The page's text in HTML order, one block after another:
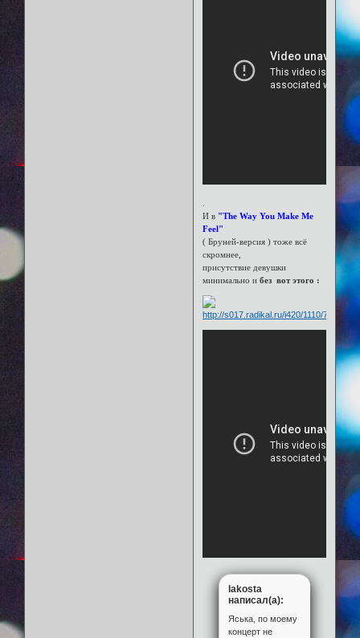
И в "The Way You Make Me
Feel"
( Бруней-версия ) тоже всё
скромнее,
присутствие девушки
минимально ибез вот этого :
lakosta
написал(а):
Яська, по моему
концерт не